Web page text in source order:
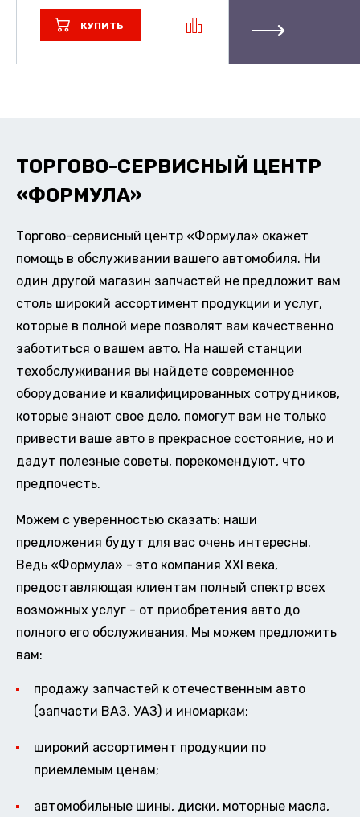
КУПИТЬ
ТОРГОВО-СЕРВИСНЫЙ ЦЕНТР
«ФОРМУЛА»
Торгово-сервисный центр «Формула» окажет
помощь в обслуживании вашего автомобиля. Ни
один другой магазин запчастей не предложит вам
столь широкий ассортимент продукции и услуг,
которые в полной мере позволят вам качественно
заботиться о вашем авто. На нашей станции
техобслуживания вы найдете современное
оборудование и квалифицированных сотрудников,
которые знают свое дело, помогут вам не только
привести ваше авто в прекрасное состояние, но и
дадут полезные советы, порекомендуют, что
предпочесть.
Можем с уверенностью сказать: наши
предложения будут для вас очень интересны.
Ведь «Формула» - это компания XXI века,
предоставляющая клиентам полный спектр всех
возможных услуг - от приобретения авто до
полного его обслуживания. Мы можем предложить
вам:
продажу запчастей к отечественным авто
(запчасти ВАЗ, УАЗ) и иномаркам;
широкий ассортимент продукции по
приемлемым ценам;
автомобильные шины, диски, моторные масла,